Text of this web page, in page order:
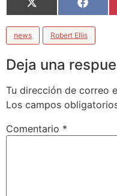
X
(Twitter)
news Robert Ellis
Deja una
Tu dirección de correo
Los campos
Comentario *